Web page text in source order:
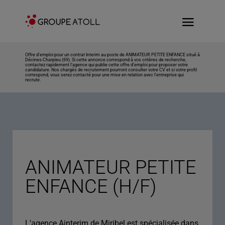
Offre d’emploi pour un contrat Interim au poste de ANIMATEUR PETITE ENFANCE situé à
Décines-Charpieu (69). Si cette annonce correspond à vos critères de recherche,
contactez rapidement l’agence qui publie cette offre d’emploi pour proposer votre
candidature. Nos chargés de recrutement pourront consulter votre CV et si votre profil
correspond, vous serez contacté pour une mise en relation avec l’entreprise qui
recrute.
ANIMATEUR PETITE
ENFANCE (H/F)